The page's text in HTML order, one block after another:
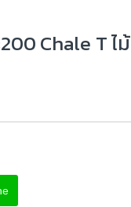
Chale T ไม้